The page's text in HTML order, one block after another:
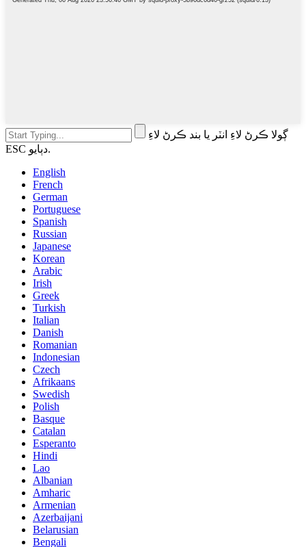
ڳولا ڪرڻ لاءِ انٽر يا بند ڪرڻ لاءِ
ESC دٻايو.
English
French
German
Portuguese
Spanish
Russian
Japanese
Korean
Arabic
Irish
Greek
Turkish
Italian
Danish
Romanian
Indonesian
Czech
Afrikaans
Swedish
Polish
Basque
Catalan
Esperanto
Hindi
Lao
Albanian
Amharic
Armenian
Azerbaijani
Belarusian
Bengali